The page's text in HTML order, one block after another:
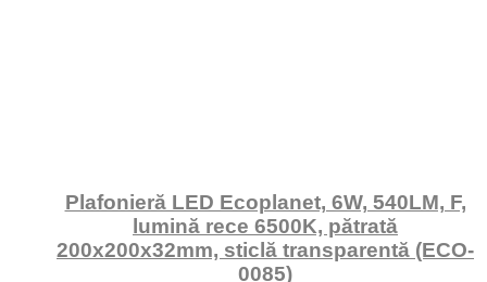
Plafonieră LED Ecoplanet, 6W, 540LM, F,
lumină rece 6500K, pătrată
200x200x32mm, sticlă transparentă (ECO-
0085)